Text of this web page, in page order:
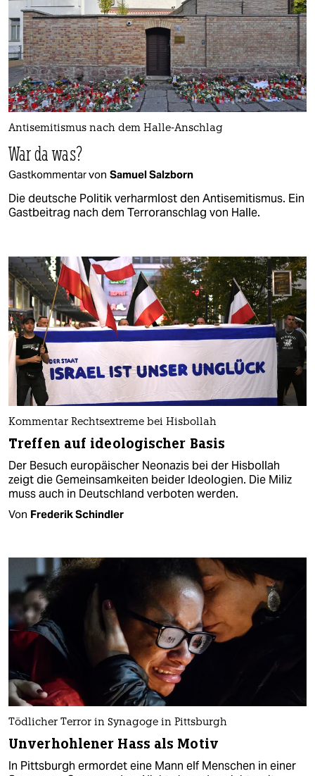
Antisemitismus nach dem Halle-Anschlag
War da was?
Gastkommentar von Samuel Salzborn
Die deutsche Politik verharmlost den Antisemitismus. Ein
Gastbeitrag nach dem Terroranschlag von Halle.
Kommentar Rechtsextreme bei Hisbollah
Treffen auf ideologischer Basis
Der Besuch europäischer Neonazis bei der Hisbollah
zeigt die Gemeinsamkeiten beider Ideologien. Die Miliz
muss auch in Deutschland verboten werden.
Von Frederik Schindler
Tödlicher Terror in Synagoge in Pittsburgh
Unverhohlener Hass als Motiv
In Pittsburgh ermordet eine Mann elf Menschen in einer